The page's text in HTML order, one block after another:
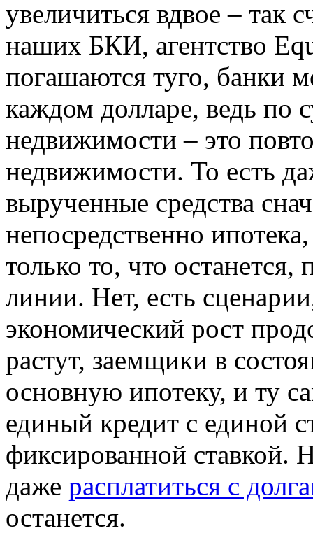
увеличиться вдвое – так
наших БКИ, агентство
погашаются туго, банки
каждом долларе, ведь по
недвижимости – это
недвижимости. То есть
вырученные средства
непосредственно
только то, что
линии. Нет, есть
экономический рост
растут, заемщики в
основную ипотеку, и ту
единый кредит с единой
фиксированной ставкой.
даже расплатиться с
останется.